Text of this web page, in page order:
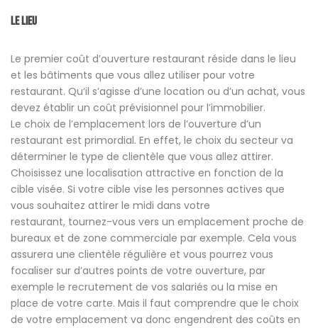
Le lieu
Le premier coût d’ouverture restaurant réside dans le lieu
et les bâtiments que vous allez utiliser pour votre
restaurant. Qu’il s’agisse d’une location ou d’un achat, vous
devez établir un coût prévisionnel pour l’immobilier.
Le choix de l’emplacement lors de l’ouverture d’un
restaurant est primordial. En effet, le choix du secteur va
déterminer le type de clientèle que vous allez attirer.
Choisissez une localisation attractive en fonction de la
cible visée. Si votre cible vise les personnes actives que
vous souhaitez attirer le midi dans votre
restaurant, tournez-vous vers un emplacement proche de
bureaux et de zone commerciale par exemple. Cela vous
assurera une clientèle régulière et vous pourrez vous
focaliser sur d’autres points de votre ouverture, par
exemple le recrutement de vos salariés ou la mise en
place de votre carte. Mais il faut comprendre que le choix
de votre emplacement va donc engendrent des coûts en